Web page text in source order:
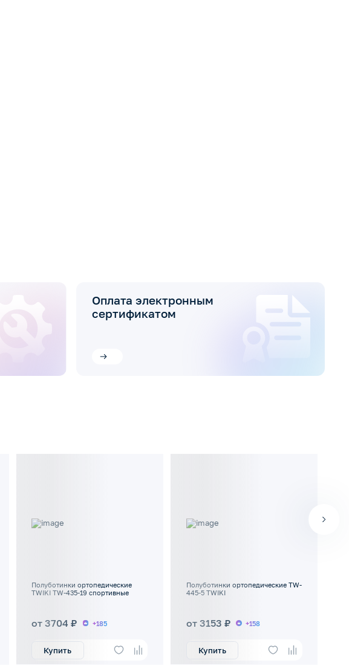
Оплата электронным
сертификатом
Полуботинки ортопедические
TWIKI TW-435-19 спортивные
от 3704 ₽ +185
Купить
Полуботинки ортопедические TW-
445-5 TWIKI
от 3153 ₽ +158
Купить